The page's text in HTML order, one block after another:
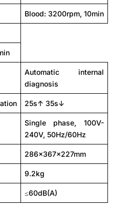
Blood: 3200rpm, 10min
Automatic internal
diagnosis
25s↑ 35s↓
Single phase, 100V-
240V, 50Hz/60Hz
286×367×227mm
9.2kg
≤60dB(A)